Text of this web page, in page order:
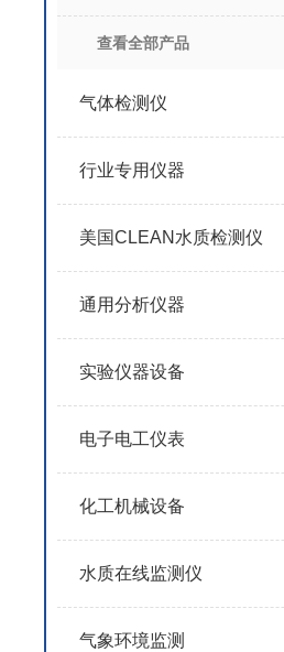
查看全部产品
气体检测仪
行业专用仪器
美国CLEAN水质检测仪
通用分析仪器
实验仪器设备
电子电工仪表
化工机械设备
水质在线监测仪
气象环境监测